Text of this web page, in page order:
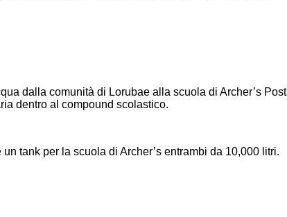
dalla comunità di Lorubae alla scuola di Archer’s Post
dentro al compound scolastico.
tank per la scuola di Archer’s entrambi da 10,000 litri.